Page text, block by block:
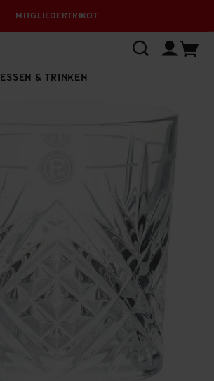
MITGLIEDERTRIKOT
ESSEN & TRINKEN